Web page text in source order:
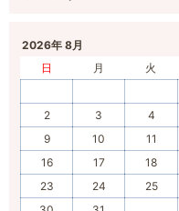
2026年 8月
日
月 火
2
3 4
9
10 11
16
17 18
23
24 25